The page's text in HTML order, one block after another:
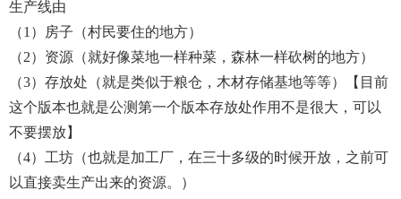
生产线由
（1）房子（村民要住的地方）
（2）资源（就好像菜地一样种菜，森林一样砍树的地方）
（3）存放处（就是类似于粮仓，木材存储基地等等）【目前
这个版本也就是公测第一个版本存放处作用不是很大，可以
不要摆放】
（4）工坊（也就是加工厂，在三十多级的时候开放，之前可
以直接卖生产出来的资源。）